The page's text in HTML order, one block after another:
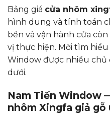
Bảng giá cửa nhôm
hình dung và tính toán
bền và vận hành cửa
vị thực hiện. Mời tìm
Window được nhiều
dưới.
Nam Tiến Window
nhôm Xingfa giả gỗ